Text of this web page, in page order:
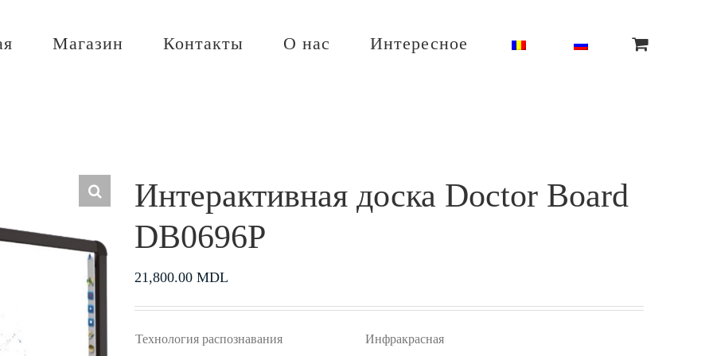
Магазин Контакты О нас Интересное
Интерактивная доска Doctor Board
DB0696P
21,800.00 MDL
Технология распознавания
Инфракрасная